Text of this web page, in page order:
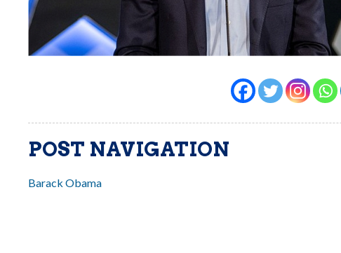
POST NAVIGATION
Barack Obama